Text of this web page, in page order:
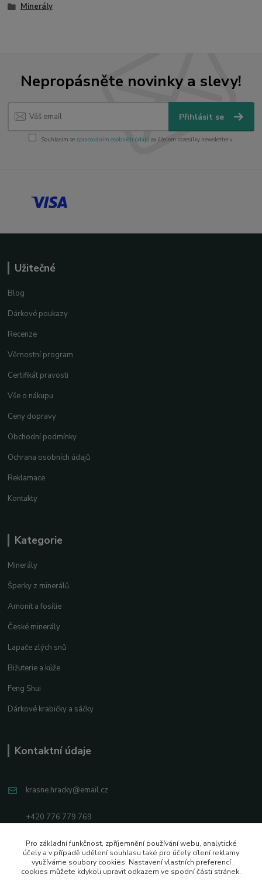
Minerály
Nepropásněte novinky a slevy!
Přihlásit se
Souhlasím se zpracováním osobních údajůza účelem rozesílky newsletteru.
Užitečné
Blog
Dárkové poukazy
Recenze
Věrnostní program
Certifikát pravosti
Vše o nákupu
Ceny dopravy
Obchodní podmínky
Ochrana osobních údajů
Reklamace
Kontakty
Kategorie
Minerály
Šperky z minerálů
Amonit a fosílie
České minerály
Lapače zlých snů
Bižuterie a kůže
Feng Shui
Dárkové krabičky a sáčky
Kontaktní údaje
krasne.hracky@email.cz
+420 776 779 769
Facebook
Instagram
Pro základní funkčnost, zpříjemnění používání webu, analytické
účely a v případě udělení souhlasu také pro účely cílení reklamy
využíváme soubory cookies. Nastavení vlastních preferencí
cookies můžete kdykoli upravit odkazem ve spodní části stránek.